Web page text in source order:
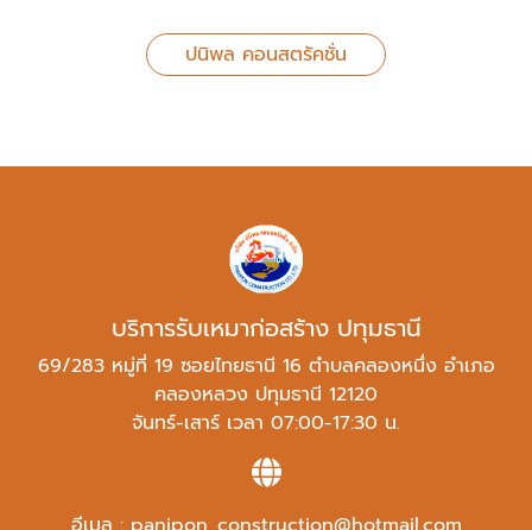
ปนิพล คอนสตรัคชั่น
บริการรับเหมาก่อสร้าง ปทุมธานี
69/283 หมู่ที่ 19 ซอยไทยธานี 16 ตำบลคลองหนึ่ง อำเภอ
คลองหลวง ปทุมธานี 12120
จันทร์-เสาร์ เวลา 07:00-17:30 น.